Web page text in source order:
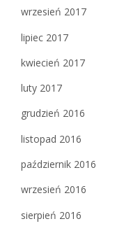
wrzesień 2017
lipiec 2017
kwiecień 2017
luty 2017
grudzień 2016
listopad 2016
październik 2016
wrzesień 2016
sierpień 2016